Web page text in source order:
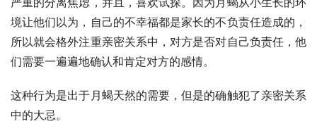
境让他们以为，自己的不幸福都是家长的不负责任造成的，
所以就会格外注重亲密关系中，对方是否对自己负责任，他
们需要一遍遍地确认和肯定对方的感情。
这种行为是出于月蝎天然的需要，但是的确触犯了亲密关系
中的大忌。